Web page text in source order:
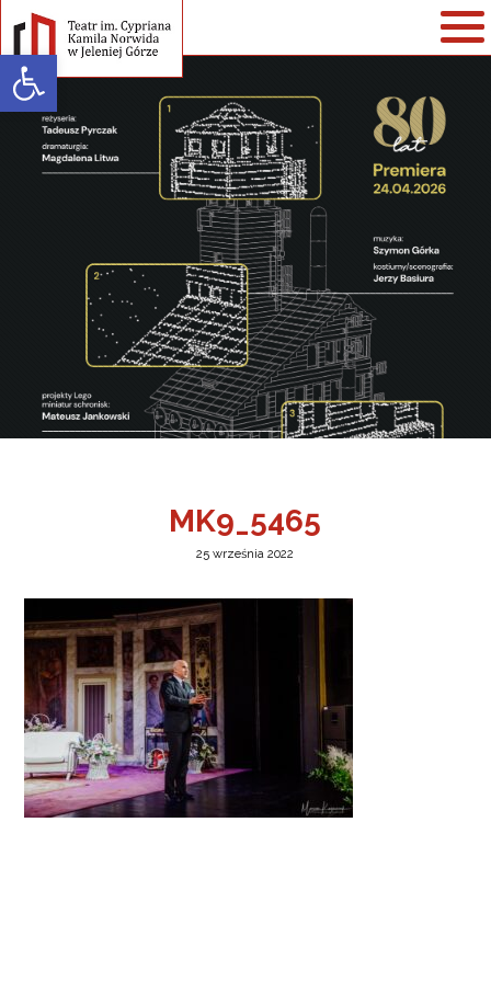
Open toolbar
w Jeleniej Górze
MK9_5465
25 września 2022